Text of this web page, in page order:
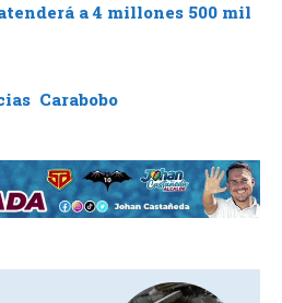
a 4 millones 500 mil
Carabobo